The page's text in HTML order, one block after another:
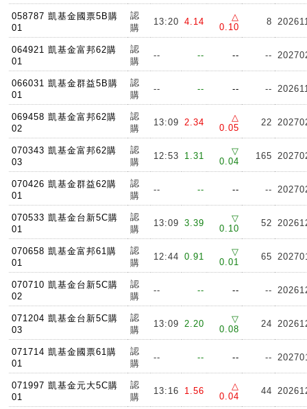
058787 凱基金國票5B購
01
認
購
13:20 4.14
△
0.10
8
064921 凱基金富邦62購
01
認
購
-- -- -- --
066031 凱基金群益5B購
01
認
購
-- -- -- --
069458 凱基金富邦62購
02
認
購
13:09 2.34
△
0.05
22
070343 凱基金富邦62購
03
認
購
12:53 1.31
▽
0.04
165
070426 凱基金群益62購
01
認
購
-- -- -- --
070533 凱基金台新5C購
01
認
購
13:09 3.39
▽
0.10
52
070658 凱基金富邦61購
01
認
購
12:44 0.91
▽
0.01
65
070710 凱基金台新5C購
02
認
購
-- -- -- --
071204 凱基金台新5C購
03
認
購
13:09 2.20
▽
0.08
24
071714 凱基金國票61購
01
認
購
-- -- -- --
071997 凱基金元大5C購
01
認
購
13:16 1.56
△
0.04
44